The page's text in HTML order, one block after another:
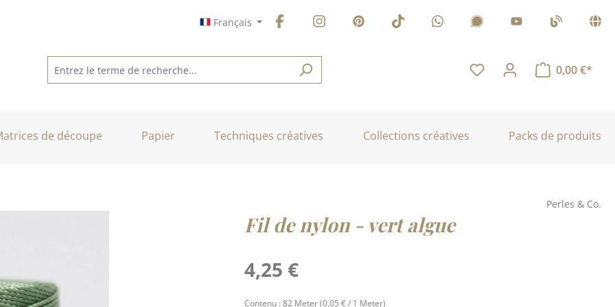
Français
0,00 €*
de découpe Papier Techniques créatives Collections créatives Packs de produits
Perles & Co.
Fil de nylon - vert algue
Prix régulier :
4,25 €
Contenu : 82 Meter(0,05 € / 1 Meter)